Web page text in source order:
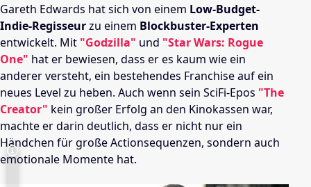
Gareth Edwards hat sich von einem Low-Budget-
Indie-Regisseurzu einem Blockbuster-Experten
entwickelt. Mit "Godzilla" und "Star Wars: Rogue
One" hat er bewiesen, dass er es kaum wie ein
anderer versteht, ein bestehendes Franchise auf ein
neues Level zu heben. Auch wenn sein SciFi-Epos "The
Creator" kein großer Erfolg an den Kinokassen war,
machte er darin deutlich, dass er nicht nur ein
Händchen für große Actionsequenzen, sondern auch
emotionale Momente hat.